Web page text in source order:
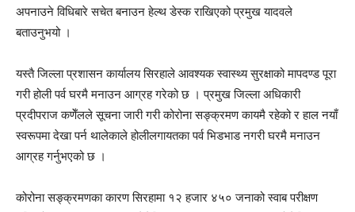
अपनाउने विधिबारे सचेत बनाउन हेल्थ डेस्क राखिएको प्रमुख यादवले
बताउनुभयो ।
यस्तै जिल्ला प्रशासन कार्यालय सिरहाले आवश्यक स्वास्थ्य सुरक्षाको मापदण्ड पूरा
गरी होली पर्व घरमै मनाउन आग्रह गरेको छ । प्रमुख जिल्ला अधिकारी
प्रदीपराज कणेँलले सूचना जारी गरी कोरोना सङ्क्रमण कायमै रहेको र हाल नयाँ
स्वरूपमा देखा पर्न थालेकाले होलीलगायतका पर्व भिडभाड नगरी घरमै मनाउन
आग्रह गर्नुभएको छ ।
कोरोना सङ्क्रमणका कारण सिरहामा १२ हजार ४५० जनाको स्वाब परीक्षण